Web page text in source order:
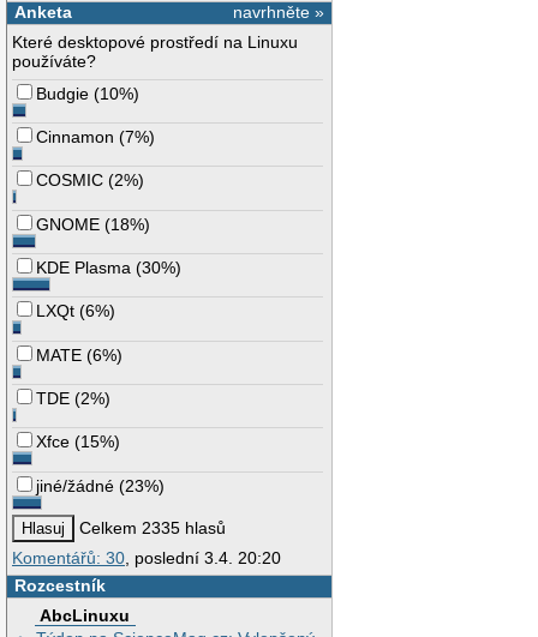
navrhněte »
Anketa
Které desktopové prostředí na Linuxu
používáte?
Budgie (10%)
Cinnamon (7%)
COSMIC (2%)
GNOME (18%)
KDE Plasma (30%)
LXQt (6%)
MATE (6%)
TDE (2%)
Xfce (15%)
jiné/žádné (23%)
Celkem 2335 hlasů
Komentářů: 30, poslední 3.4. 20:20
Rozcestník
AbcLinuxu